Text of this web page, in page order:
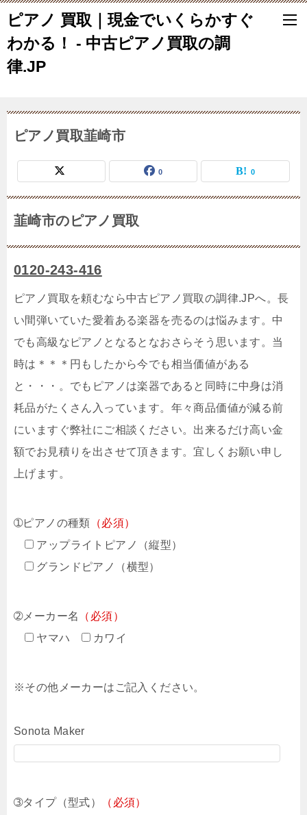
ピアノ 買取｜現金でいくらかすぐ
わかる！ - 中古ピアノ買取の調
律.JP
ピアノ買取韮崎市
0 0
韮崎市のピアノ買取
0120-243-416
ピアノ買取を頼むなら中古ピアノ買取の調律.JPへ。長
い間弾いていた愛着ある楽器を売るのは悩みます。中
でも高級なピアノとなるとなおさらそう思います。当
時は＊＊＊円もしたから今でも相当価値がある
と・・・。でもピアノは楽器であると同時に中身は消
耗品がたくさん入っています。年々商品価値が減る前
にいますぐ弊社にご相談ください。出来るだけ高い金
額でお見積りを出させて頂きます。宜しくお願い申し
上げます。
➀ピアノの種類 （必須）
アップライトピアノ（縦型）
グランドピアノ（横型）
➁メーカー名
（必須）
ヤマハ
カワイ
※その他メーカーはご記入ください。
Sonota Maker
➂タイプ（型式）
（必須）